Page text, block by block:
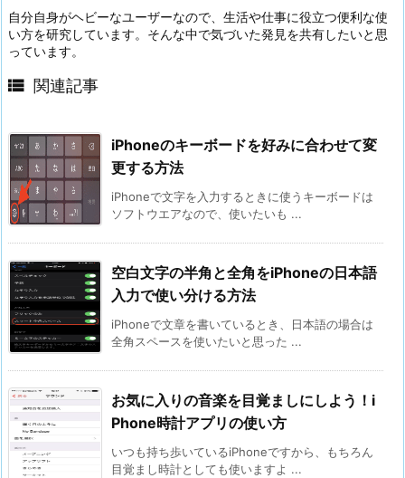
自分自身がヘビーなユーザーなので、生活や仕事に役立つ便利な使
い方を研究しています。そんな中で気づいた発見を共有したいと思
っています。
 関連記事
iPhoneのキーボードを好みに合わせて変
更する方法
iPhoneで文字を入力するときに使うキーボードは
ソフトウエアなので、使いたいも ...
空白文字の半角と全角をiPhoneの日本語
入力で使い分ける方法
iPhoneで文章を書いているとき、日本語の場合は
全角スペースを使いたいと思った ...
お気に入りの音楽を目覚ましにしよう！i
Phone時計アプリの使い方
いつも持ち歩いているiPhoneですから、もちろん
目覚まし時計としても使いますよ ...